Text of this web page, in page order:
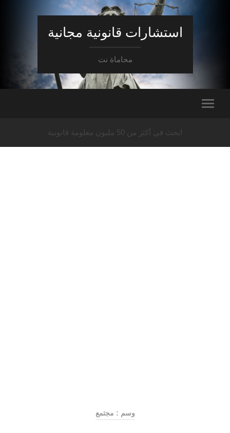
استشارات قانونية مجانية
محاماة نت
ابحث في أكثر من 50 مليون معلومة قانونية
وسم : مجتمع